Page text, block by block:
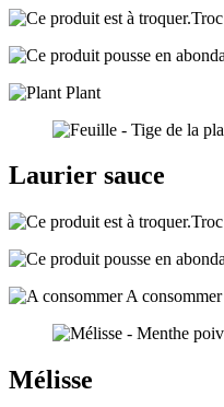
Troc
Plant
Laurier sauce
Troc
A consommer
Mélisse